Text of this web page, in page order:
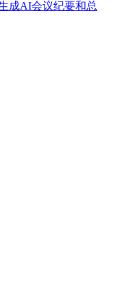
成AI会议纪要和总